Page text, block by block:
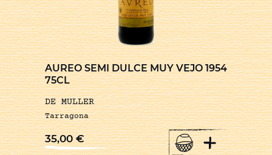
AUREO SEMI DULCE MUY VEJO 1954
75CL
DE MULLER
Tarragona
35,00€ +